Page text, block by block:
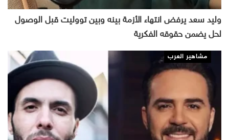
وليد سعد يرفض انتهاء الأزمة بينه وبين تووليت قبل الوصول
لحل يضمن حقوقه الفكرية
مشاهير العرب